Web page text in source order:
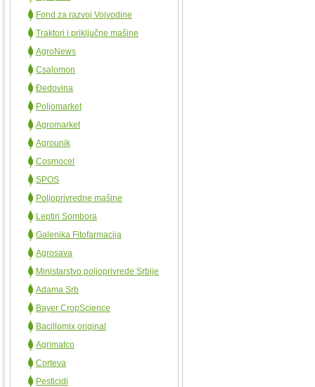
Fond za razvoj Vojvodine
Traktori i priključne mašine
AgroNews
Csalomon
Đedovina
Poljomarket
Agromarket
Agrounik
Cosmocel
SPOS
Poljoprivredne mašine
Leptiri Sombora
Galenika Fitofarmacija
Agrosava
Ministarstvo poljoprivrede Srbije
Adama Srb
Bayer CropScience
Bacillomix original
Agrimatco
Corteva
Pesticidi